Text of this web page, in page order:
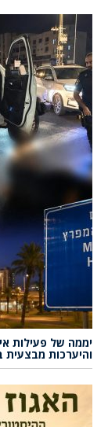
יממה של פעילות
והיערכות מבצעית